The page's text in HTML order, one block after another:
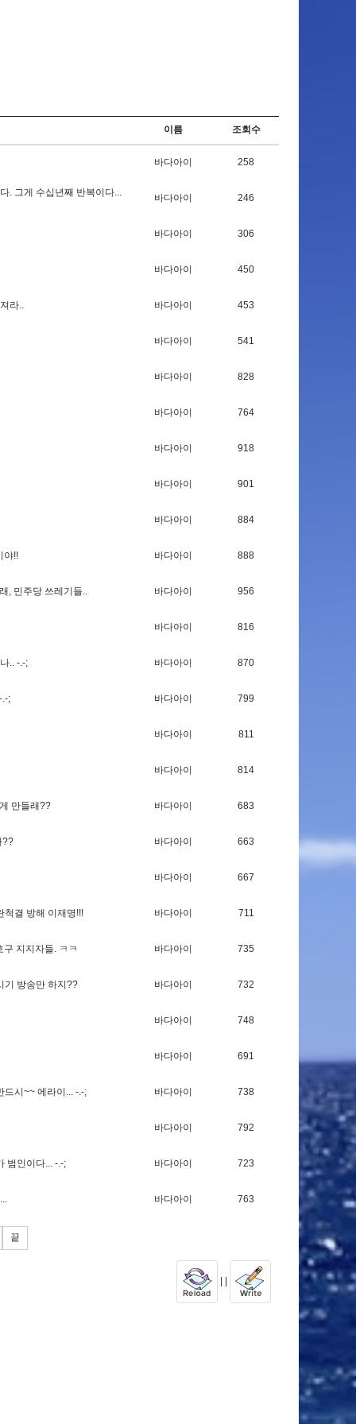
이름 조회수
바다아이 258
다. 그게 수십 년째 반복이 다... 바다아이 246
바다아이 306
바다아이 450
져 라.. 바다아이 453
바다아이 541
바다아이 828
바다아이 764
바다아이 918
바다아이 901
바다아이 884
야!! 바다아이 888
래 , 민주당 쓰레 기 들.. 바다아이 956
바다아이 816
나.. -.-; 바다아이 870
-.-; 바다아이 799
바다아이 811
바다아이 814
게 만들래?? 바다아이 683
?? 바다아이 663
바다아이 667
척 결 방해 이 재 명!!! 바다아이 711
구 지 지 자들. ㅋ ㅋ 바다아이 735
기 방송만 하지 ?? 바다아이 732
바다아이 748
바다아이 691
드시 ~~ 에 라이 ... -.-; 바다아이 738
바다아이 792
범 인이 다... -.-; 바다아이 723
... 바다아이 763
끝